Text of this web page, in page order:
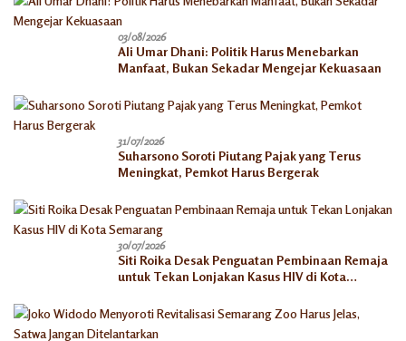
03/08/2026
Ali Umar Dhani: Politik Harus Menebarkan
Manfaat, Bukan Sekadar Mengejar Kekuasaan
31/07/2026
Suharsono Soroti Piutang Pajak yang Terus
Meningkat, Pemkot Harus Bergerak
30/07/2026
Siti Roika Desak Penguatan Pembinaan Remaja
untuk Tekan Lonjakan Kasus HIV di Kota